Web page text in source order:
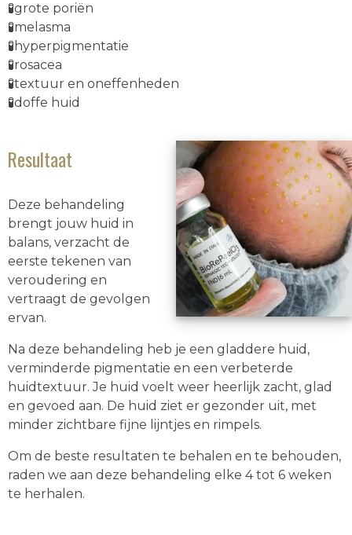
🧪grote poriën
🧪melasma
🧪hyperpigmentatie
🧪rosacea
🧪textuur en oneffenheden
🧪doffe huid
Resultaat
Deze behandeling
brengt jouw huid in
balans, verzacht de
eerste tekenen van
veroudering en
vertraagt de gevolgen
ervan.
Na deze behandeling heb je een gladdere huid,
verminderde pigmentatie en een verbeterde
huidtextuur. Je huid voelt weer heerlijk zacht, glad
en gevoed aan. De huid ziet er gezonder uit, met
minder zichtbare fijne lijntjes en rimpels.
Om de beste resultaten te behalen en te behouden,
raden we aan deze behandeling elke 4 tot 6 weken
te herhalen.